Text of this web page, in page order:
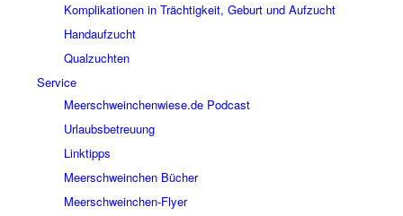
Komplikationen in Trächtigkeit, Geburt und Aufzucht
Handaufzucht
Qualzuchten
Service
Meerschweinchenwiese.de Podcast
Urlaubsbetreuung
Linktipps
Meerschweinchen Bücher
Meerschweinchen-Flyer